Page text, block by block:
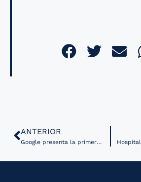
ANTERIOR
Google presenta la primera función de smartphones para medir temperatura corporal con aprobación de la FDA